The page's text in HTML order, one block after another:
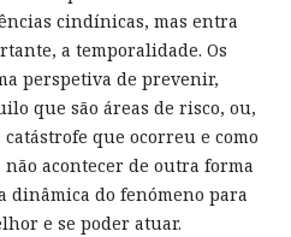
cindínicas, mas entra
a temporalidade. Os
perspetiva de prevenir,
que são áreas de risco, ou,
que ocorreu e como
acontecer de outra forma
dinâmica do fenómeno para
e se poder atuar.